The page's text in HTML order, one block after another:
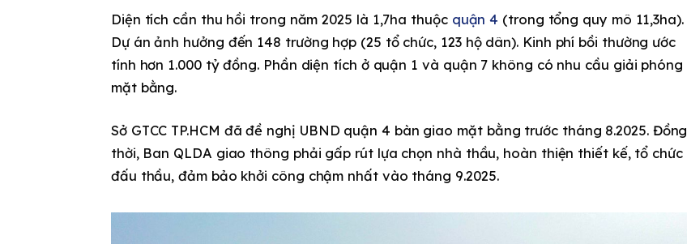
Diện tích cần thu hồi trong năm 2025 là 1,7ha thuộc quận 4 (trong tổng quy mô 11,3ha).
Dự án ảnh hưởng đến 148 trường hợp (25 tổ chức, 123 hộ dân). Kinh phí bồi thường ước
tính hơn 1.000 tỷ đồng. Phần diện tích ở quận 1 và quận 7 không có nhu cầu giải phóng
mặt bằng.
Sở GTCC TP.HCM đã đề nghị UBND quận 4 bàn giao mặt bằng trước tháng 8.2025. Đồng
thời, Ban QLDA giao thông phải gấp rút lựa chọn nhà thầu, hoàn thiện thiết kế, tổ chức
đấu thầu, đảm bảo khởi công chậm nhất vào tháng 9.2025.